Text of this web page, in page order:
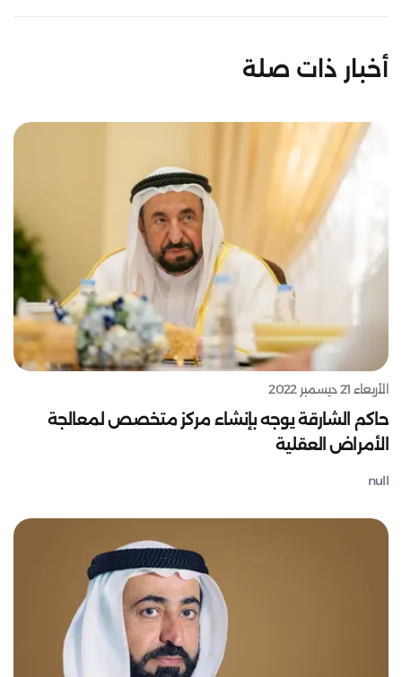
أخبار ذات صلة
الأربعاء 21 ديسمبر 2022
حاكم الشارقة يوجه بإنشاء مركز متخصص لمعالجة
الأمراض العقلية
null